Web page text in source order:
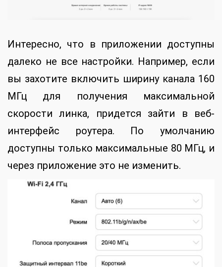
Интересно, что в приложении доступны
далеко не все настройки. Например, если
вы захотите включить ширину канала 160
МГц для получения максимальной
скорости линка, придется зайти в веб-
интерфейс роутера. По умолчанию
доступны только максимальные 80 МГц, и
через приложение это не изменить.